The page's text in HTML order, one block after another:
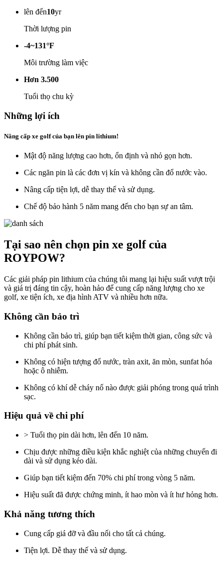
lên đến10yr
Thời lượng pin
-4~131°F
Môi trường làm việc
Hơn 3.500
Tuổi thọ chu kỳ
Những lợi ích
Nâng cấp xe golf của bạn lên pin lithium!
Mật độ năng lượng cao hơn, ổn định và nhỏ gọn hơn.
Các ngăn pin là các đơn vị kín và không cần đổ nước vào.
Nâng cấp tiện lợi, dễ thay thế và sử dụng.
Chế độ bảo hành 5 năm mang đến cho bạn sự an tâm.
Tại sao nên chọn pin xe golf của
ROYPOW?
Các giải pháp pin lithium của chúng tôi mang lại hiệu suất vượt trội
và giá trị đáng tin cậy, hoàn hảo để cung cấp năng lượng cho xe
golf, xe tiện ích, xe địa hình ATV và nhiều hơn nữa.
Không cần bảo trì
Không cần bảo trì, giúp bạn tiết kiệm thời gian, công sức và
chi phí phát sinh.
Không có hiện tượng đổ nước, tràn axit, ăn mòn, sunfat hóa
hoặc ô nhiễm.
Không có khí dễ cháy nổ nào được giải phóng trong quá trình
sạc.
Hiệu quả về chi phí
> Tuổi thọ pin dài hơn, lên đến 10 năm.
Chịu được những điều kiện khắc nghiệt của những chuyến đi
dài và sử dụng kéo dài.
Giúp bạn tiết kiệm đến 70% chi phí trong vòng 5 năm.
Hiệu suất đã được chứng minh, ít hao mòn và ít hư hỏng hơn.
Khả năng tương thích
Cung cấp giá đỡ và đầu nối cho tất cả chúng.
Tiện lợi. Dễ thay thế và sử dụng.